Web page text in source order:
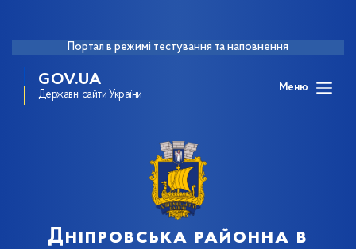
Портал в режимі тестування та наповнення
GOV.UA
Державні сайти України
Меню
Дніпровська районна в